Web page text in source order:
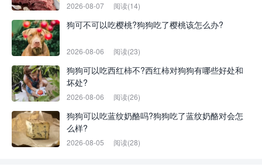
2026-08-07 阅读(14)
狗可不可以吃樱桃?狗狗吃了樱桃该怎么办?
2026-08-06 阅读(23)
狗狗可以吃西红柿不?西红柿对狗狗有哪些好处和
坏处?
2026-08-06 阅读(26)
狗狗可以吃蓝纹奶酪吗?狗狗吃了蓝纹奶酪对会怎
么样?
2026-08-05 阅读(28)